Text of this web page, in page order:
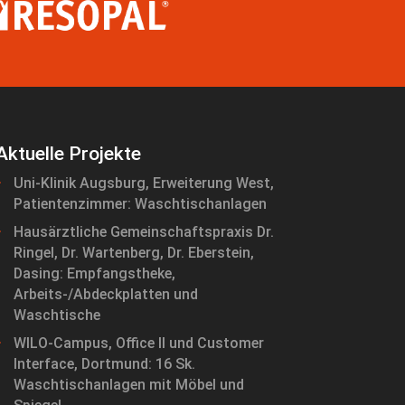
Projekte
Uni-Klinik Augsburg, Erweiterung West,
Patientenzimmer: Waschtischanlagen
Hausärztliche Gemeinschaftspraxis Dr.
Ringel, Dr. Wartenberg, Dr. Eberstein,
Dasing: Empfangstheke,
Arbeits-/Abdeckplatten und
Waschtische
WILO-Campus, Office II und Customer
Interface, Dortmund: 16 Sk.
Waschtischanlagen mit Möbel und